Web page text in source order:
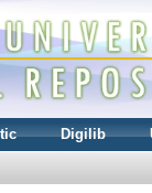
Digilib